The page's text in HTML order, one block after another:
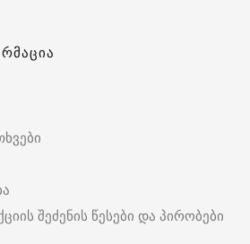
შეძენის წესები და პირობები